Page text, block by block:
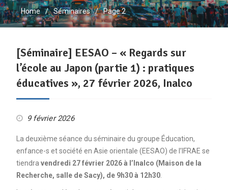
Home Séminaires Page 2
[Séminaire] EESAO – « Regards sur
l’école au Japon (partie 1) : pratiques
éducatives », 27 février 2026, Inalco
9 février 2026
La deuxième séance du séminaire du groupe Éducation,
enfance-s et société en Asie orientale (EESAO) de l’IFRAE se
tiendra vendredi 27 février 2026 à l’Inalco (Maison de la
Recherche, salle de Sacy), de 9h30 à 12h30.